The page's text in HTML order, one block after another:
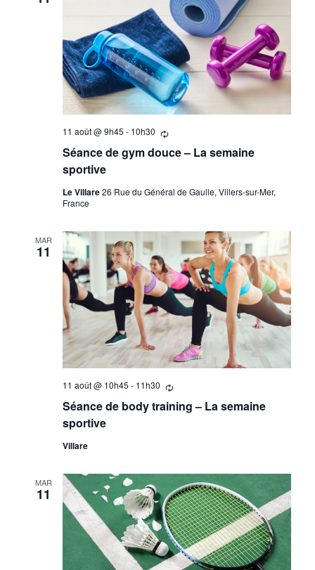
Séance de gym douce – La semaine
sportive
11 août @ 9h45 - 10h30
Se
Le Villare26 Rue du Général de Gaulle, Villers-sur-Mer,
France
MAR
11
Séance de body training – La semaine
sportive
11 août @ 10h45 - 11h30
Se
Villare
MAR
11